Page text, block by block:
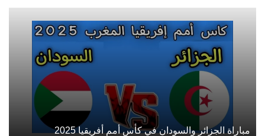
مباراة الجزائر والسودان في كأس أمم أفريقيا 2025